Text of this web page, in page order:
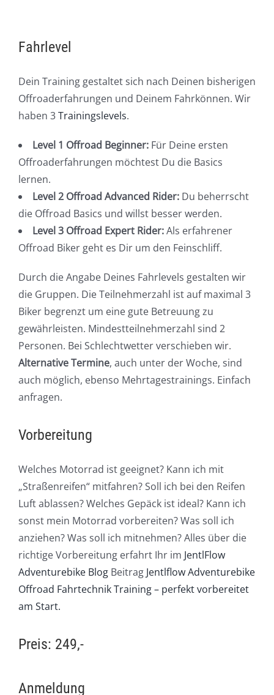
Fahrlevel
Dein Training gestaltet sich nach Deinen bisherigen
Offroaderfahrungen und Deinem Fahrkönnen. Wir
haben 3Trainingslevels.
Level 1 Offroad Beginner: Für Deine ersten
Offroaderfahrungen möchtest Du die Basics
lernen.
Level 2 Offroad Advanced Rider: Du beherrscht
die Offroad Basics und willst besser werden.
Level 3 Offroad Expert Rider:Als erfahrener
Offroad Biker geht es Dir um den Feinschliff.
Durch die Angabe Deines Fahrlevels gestalten wir
die Gruppen. Die Teilnehmerzahl ist auf maximal 3
Biker begrenzt um eine gute Betreuung zu
gewährleisten. Mindestteilnehmerzahl sind 2
Personen. Bei Schlechtwetter verschieben wir.
Alternative Termine, auch unter der Woche, sind
auch möglich, ebenso Mehrtagestrainings. Einfach
anfragen.
Vorbereitung
Welches Motorrad ist geeignet? Kann ich mit
„Straßenreifen“ mitfahren? Soll ich bei den Reifen
Luft ablassen? Welches Gepäck ist ideal? Kann ich
sonst mein Motorrad vorbereiten? Was soll ich
anziehen? Was soll ich mitnehmen? Alles über die
richtige Vorbereitung erfahrt Ihr im JentlFlow
Adventurebike Blog Beitrag Jentlflow Adventurebike
Offroad Fahrtechnik Training – perfekt vorbereitet
am Start.
Preis: 249,-
Anmeldung